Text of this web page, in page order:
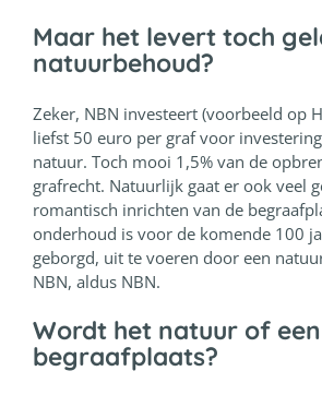
Maar het levert toch
natuurbehoud?
Zeker, NBN investeert (voorbeeld op
liefst 50 euro per graf voor
natuur. Toch mooi 1,5% van de
grafrecht. Natuurlijk gaat er ook veel
romantisch inrichten van de
onderhoud is voor de komende 100
geborgd, uit te voeren door een
NBN, aldus NBN.
Wordt het natuur of een
begraafplaats?